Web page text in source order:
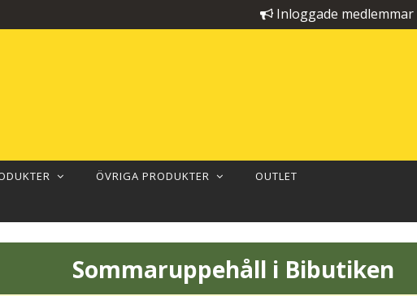
Inloggade
ÖVRIGA PRODUKTER OUTLET
Sommaruppehåll i Bibutiken